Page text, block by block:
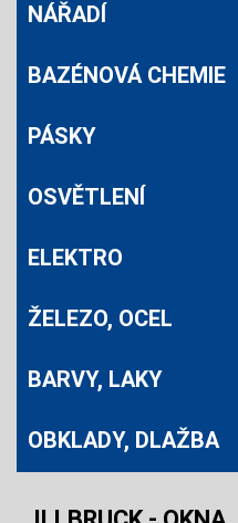
NÁŘADÍ
BAZÉNOVÁ CHEMIE
PÁSKY
OSVĚTLENÍ
ELEKTRO
ŽELEZO, OCEL
BARVY, LAKY
OBKLADY, DLAŽBA